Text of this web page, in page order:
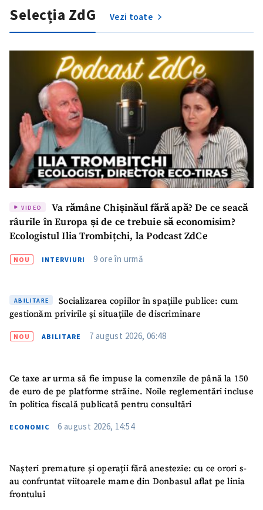
Selecția ZdG Vezi toate
VIDEO
Va rămâne Chișinăul fără apă? De ce seacă
râurile în Europa și de ce trebuie să economisim?
Ecologistul Ilia Trombițchi, la Podcast ZdCe
NOU INTERVIURI 9 ore în urmă
ABILITARE
Socializarea copiilor în spațiile publice: cum
gestionăm privirile și situațiile de discriminare
NOU ABILITARE 7 august 2026, 06:48
Ce taxe ar urma să fie impuse la comenzile de până la 150
de euro de pe platforme străine. Noile reglementări incluse
în politica fiscală publicată pentru consultări
ECONOMIC 6 august 2026, 14:54
Nașteri premature și operații fără anestezie: cu ce orori s-
au confruntat viitoarele mame din Donbasul aflat pe linia
frontului